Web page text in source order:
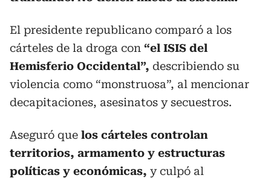
El presidente republicano comparó a los
cárteles de la droga con “el ISIS del
Hemisferio Occidental”, describiendo su
violencia como “monstruosa”, al mencionar
decapitaciones, asesinatos y secuestros.
Aseguró que los cárteles controlan
territorios, armamento y estructuras
políticas y económicas, y culpó al